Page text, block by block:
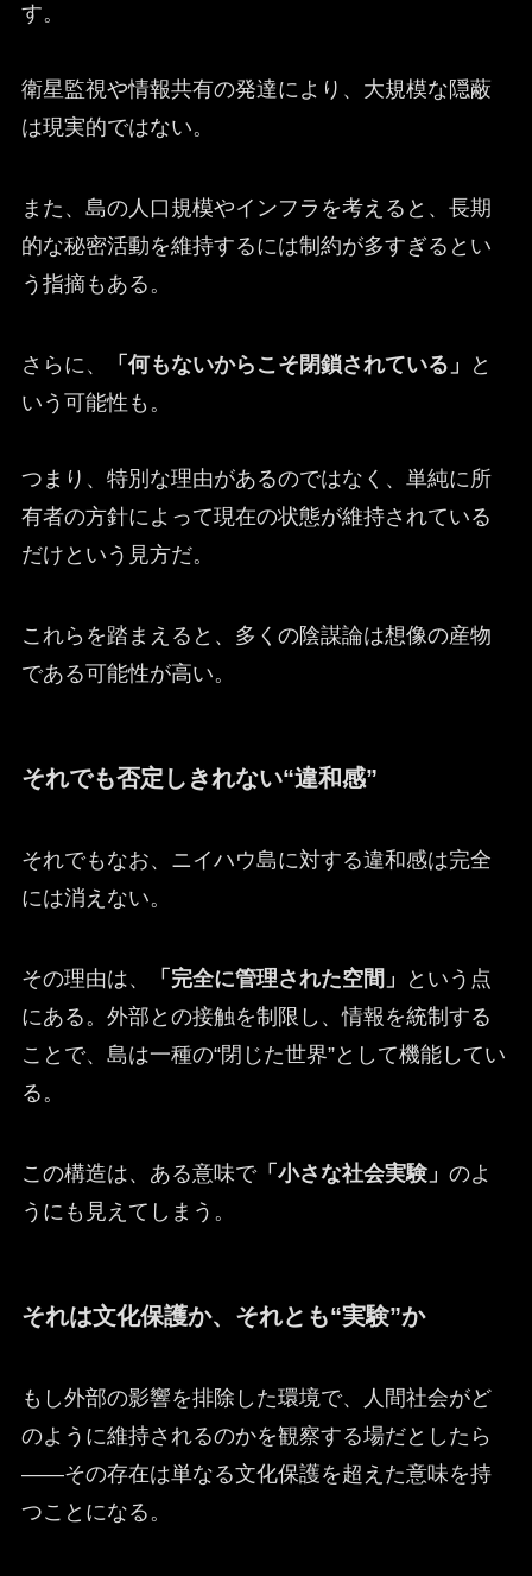
す。
衛星監視や情報共有の発達により、大規模な隠蔽
は現実的ではない。
また、島の人口規模やインフラを考えると、長期
的な秘密活動を維持するには制約が多すぎるとい
う指摘もある。
さらに、 「何もないからこそ閉鎖されている」
と
いう可能性も。
つまり、特別な理由があるのではなく、単純に所
有者の方針によって現在の状態が維持されている
だけという見方だ。
これらを踏まえると、多くの陰謀論は想像の産物
である可能性が高い。
それでも否定しきれない“違和感”
それでもなお、ニイハウ島に対する違和感は完全
には消えない。
その理由は、 「完全に管理された空間」
という点
にある。外部との接触を制限し、情報を統制する
ことで、島は一種の“閉じた世界”として機能してい
る。
この構造は、ある意味で「小さな社会実験」 のよ
うにも見えてしまう。
それは文化保護か、それとも“実験”か
もし外部の影響を排除した環境で、人間社会がど
のように維持されるのかを観察する場だとしたら
——その存在は単なる文化保護を超えた意味を持
つことになる。